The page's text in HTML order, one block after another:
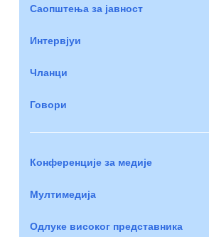
Саопштења за јавност
Интервјуи
Чланци
Говори
Конференције за медије
Мултимедија
Одлуке високог представника